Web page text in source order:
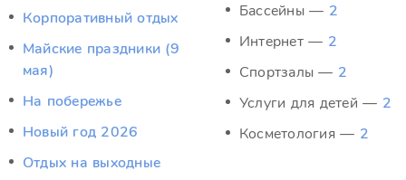
Корпоративный отдых
Майские праздники (9
мая)
На побережье
Новый год 2026
Отдых на выходные
Бассейны — 2
Интернет — 2
Спортзалы — 2
Услуги для детей — 2
Косметология — 2